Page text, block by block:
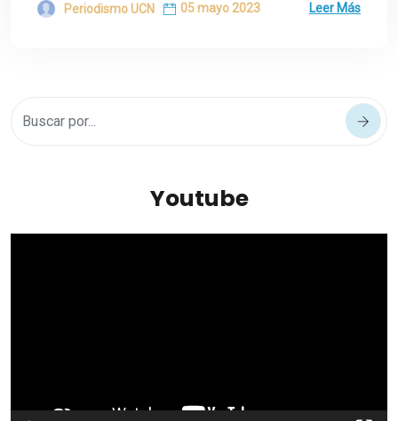
Periodismo UCN 05 mayo 2023 Leer Más
Youtube